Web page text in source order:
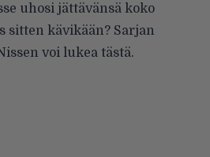
uhosi jättävänsä koko
sitten kävikään? Sarjan
voi lukea tästä.